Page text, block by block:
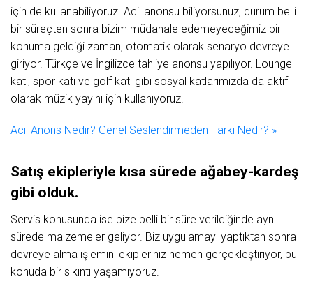
için de kullanabiliyoruz. Acil anonsu biliyorsunuz, durum belli
bir süreçten sonra bizim müdahale edemeyeceğimiz bir
konuma geldiği zaman, otomatik olarak senaryo devreye
giriyor. Türkçe ve İngilizce tahliye anonsu yapılıyor. Lounge
katı, spor katı ve golf katı gibi sosyal katlarımızda da aktif
olarak müzik yayını için kullanıyoruz.
Acil Anons Nedir? Genel Seslendirmeden Farkı Nedir? »
Satış ekipleriyle kısa sürede ağabey-kardeş
gibi olduk.
Servis konusunda ise bize belli bir süre verildiğinde aynı
sürede malzemeler geliyor. Biz uygulamayı yaptıktan sonra
devreye alma işlemini ekipleriniz hemen gerçekleştiriyor, bu
konuda bir sıkıntı yaşamıyoruz.